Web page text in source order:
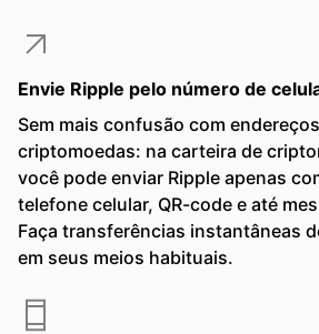
Envie Ripple pelo número de
Sem mais confusão com
criptomoedas: na carteira de
você pode enviar Ripple apenas
telefone celular, QR-code e até
Faça transferências instantâneas
em seus meios habituais.